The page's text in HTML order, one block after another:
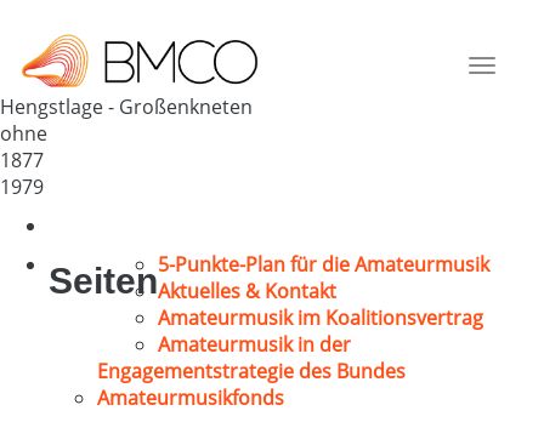
Toggle
Deutschland
26197
Hengstlage - Großenkneten
ohne
1877
1979
Seiten5-Punkte-Plan für die Amateurmusik
Aktuelles & Kontakt
Amateurmusik im Koalitionsvertrag
Amateurmusik in der
Engagementstrategie des Bundes
Amateurmusikfonds